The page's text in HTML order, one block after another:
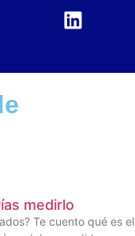
medirlo
Te cuento qué es el